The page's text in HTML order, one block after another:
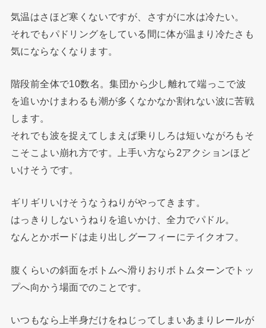
気温はさほど寒くないですが、さすがに水は冷たい。
それでもパドリングをしている間に体が温まり冷たさも
気にならなくなります。
階段前全体で10数名。集団から少し離れて端っこで波
を追いかけまわるも潮が多くなかなか割れない波に苦戦
します。
それでも波を捉えてしまえば乗りしろは短いながろもそ
こそこよい崩れ方です。上手い方なら2アクションほど
いけそうです。
ギリギリいけそうなうねりがやってきます。
はっきりしないうねりを追いかけ、全力でパドル。
なんとかボードは走り出しグーフィーにテイクオフ。
腹くらいの斜面をボトムへ滑りおりボトムターンでトッ
プへ向かう場面でのことです。
いつもなら上半身だけをねじってしまいあまりレールが